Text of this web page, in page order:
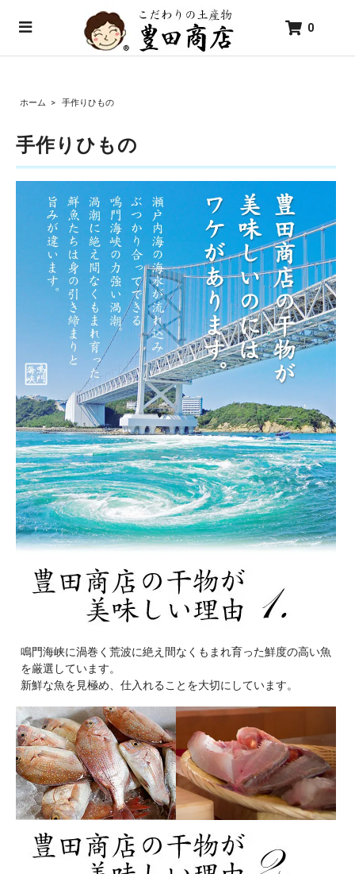
0
ホーム > 手作りひもの
手作りひもの
鳴門海峡に渦巻く荒波に絶え間なくもまれ育った鮮度の高い魚
を厳選しています。
新鮮な魚を見極め、仕入れることを大切にしています。